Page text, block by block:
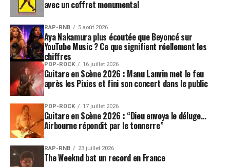
avec un coffret monumental
RAP-RNB 5 août 2026
Aya Nakamura plus écoutée que Beyoncé sur
YouTube Music ? Ce que signifient réellement les
chiffres
POP-ROCK 16 juillet 2026
Guitare en Scène 2026 : Manu Lanvin met le feu
après les Pixies et fini son concert dans le public
POP-ROCK 17 juillet 2026
Guitare en Scène 2026 : “Dieu envoya le déluge…
Airbourne répondit par le tonnerre”
RAP-RNB 23 juillet 2026
The Weeknd bat un record en France